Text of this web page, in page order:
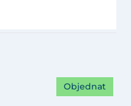
Objednat